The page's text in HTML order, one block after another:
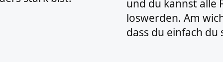
und du kannst alle
loswerden. Am
dass du einfach du